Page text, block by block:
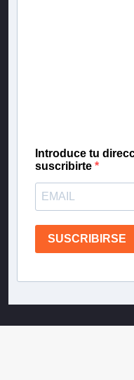
Introduce tu
suscribirte
SUSCRIBIRSE